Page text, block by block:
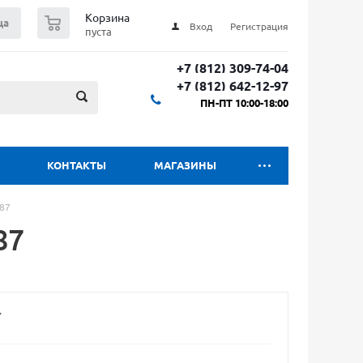
Вход Регистрация
Корзина
пуста
+7 (812) 309-74-04
+7 (812) 642-12-97
ПН-ПТ 10:00-18:00
КОНТАКТЫ МАГАЗИНЫ